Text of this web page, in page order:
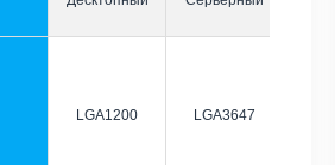
LGA1200 LGA3647